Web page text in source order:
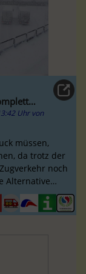
Uhr von
müssen,
da trotz der
noch
Alternative